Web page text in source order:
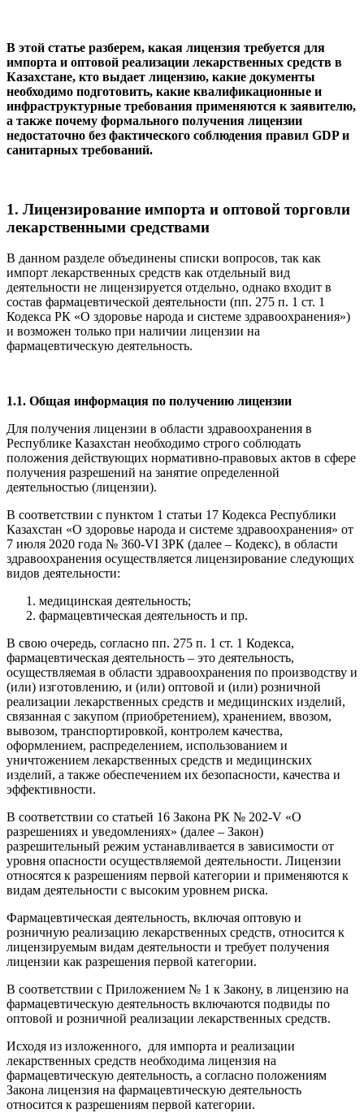
В этой статье разберем, какая лицензия требуется для
импорта и оптовой реализации лекарственных средств в
Казахстане, кто выдает лицензию, какие документы
необходимо подготовить, какие квалификационные и
инфраструктурные требования применяются к заявителю,
а также почему формального получения лицензии
недостаточно без фактического соблюдения правил GDP и
санитарных требований.
1. Лицензирование импорта и оптовой торговли
лекарственными средствами
В данном разделе объединены списки вопросов, так как
импорт лекарственных средств как отдельный вид
деятельности не лицензируется отдельно, однако входит в
состав фармацевтической деятельности (пп. 275 п. 1 ст. 1
Кодекса РК «О здоровье народа и системе здравоохранения»)
и возможен только при наличии лицензии на
фармацевтическую деятельность.
1.1. Общая информация по получению лицензии
Для получения лицензии в области здравоохранения в
Республике Казахстан необходимо строго соблюдать
положения действующих нормативно-правовых актов в сфере
получения разрешений на занятие определенной
деятельностью (лицензии).
В соответствии с пунктом 1 статьи 17 Кодекса Республики
Казахстан «О здоровье народа и системе здравоохранения» от
7 июля 2020 года № 360-VI ЗРК (далее – Кодекс), в области
здравоохранения осуществляется лицензирование следующих
видов деятельности:
медицинская деятельность;
фармацевтическая деятельность и пр.
В свою очередь, согласно пп. 275 п. 1 ст. 1 Кодекса,
фармацевтическая деятельность – это деятельность,
осуществляемая в области здравоохранения по производству и
(или) изготовлению, и (или) оптовой и (или) розничной
реализации лекарственных средств и медицинских изделий,
связанная с закупом (приобретением), хранением, ввозом,
вывозом, транспортировкой, контролем качества,
оформлением, распределением, использованием и
уничтожением лекарственных средств и медицинских
изделий, а также обеспечением их безопасности, качества и
эффективности.
В соответствии со статьей 16 Закона РК № 202-V «О
разрешениях и уведомлениях» (далее – Закон)
разрешительный режим устанавливается в зависимости от
уровня опасности осуществляемой деятельности. Лицензии
относятся к разрешениям первой категории и применяются к
видам деятельности с высоким уровнем риска.
Фармацевтическая деятельность, включая оптовую и
розничную реализацию лекарственных средств, относится к
лицензируемым видам деятельности и требует получения
лицензии как разрешения первой категории.
В соответствии с Приложением № 1 к Закону, в лицензию на
фармацевтическую деятельность включаются подвиды по
оптовой и розничной реализации лекарственных средств.
Исходя из изложенного, для импорта и реализации
лекарственных средств необходима лицензия на
фармацевтическую деятельность, а согласно положениям
Закона лицензия на фармацевтическую деятельность
относится к разрешениям первой категории.